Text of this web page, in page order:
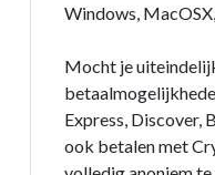
Windows,
Mocht je
Express, Discover,
ook betalen met